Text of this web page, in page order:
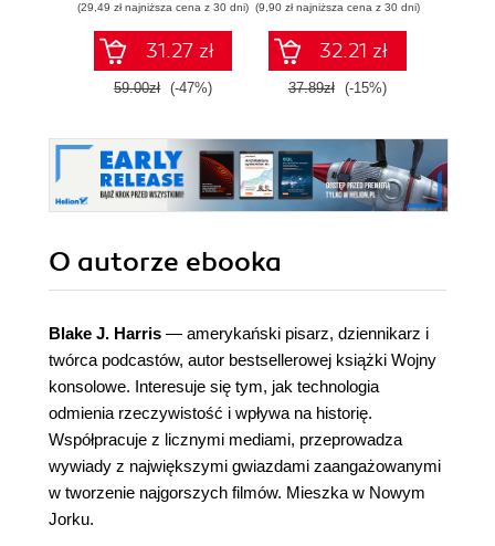
(29,49 zł najniższa cena z 30 dni)
31.27 zł
59.00zł (-47%)
(9,90 zł najniższa cena z 30 dni)
32.21 zł
37.89zł (-15%)
O autorze ebooka
Blake J. Harris — amerykański pisarz, dziennikarz i
twórca podcastów, autor bestsellerowej książki Wojny
konsolowe. Interesuje się tym, jak technologia
odmienia rzeczywistość i wpływa na historię.
Współpracuje z licznymi mediami, przeprowadza
wywiady z największymi gwiazdami zaangażowanymi
w tworzenie najgorszych filmów. Mieszka w Nowym
Jorku.